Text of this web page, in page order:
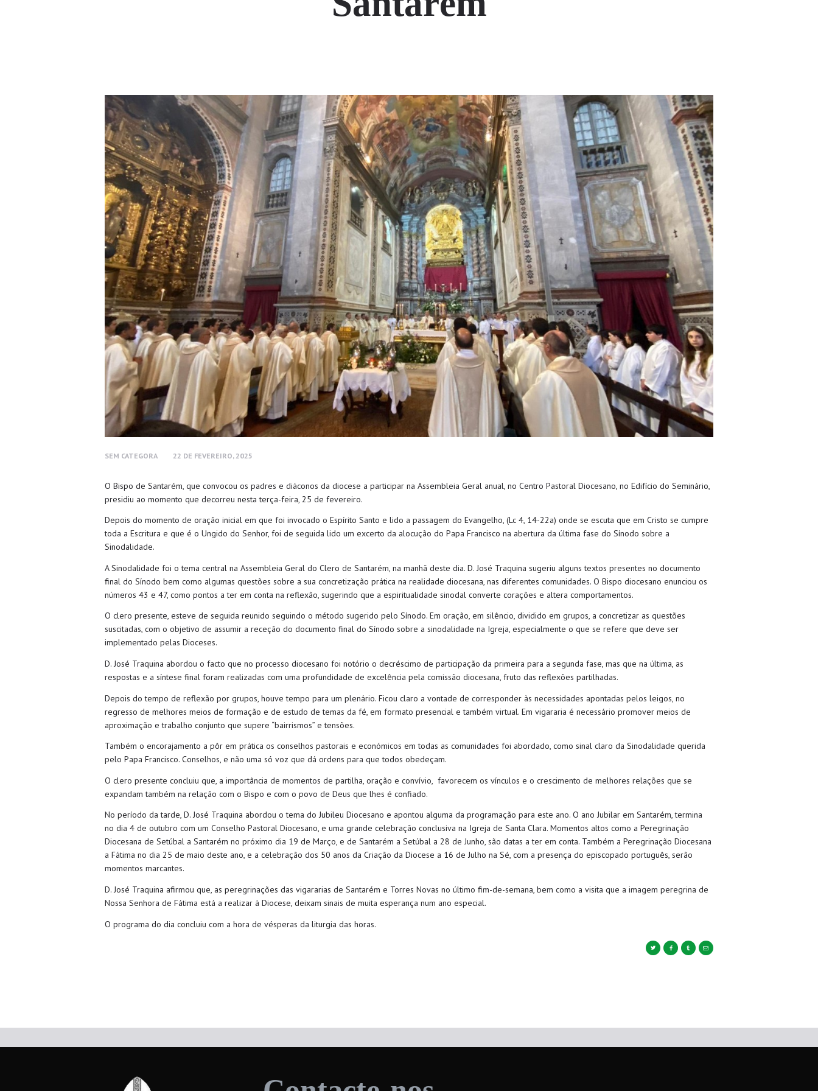
SEM CATEGORA 22 DE FEVEREIRO, 2025
O Bispo de Santarém, que convocou os padres e diáconos da diocese a participar na Assembleia Geral anual, no Centro Pastoral Diocesano, no Edifício do Seminário,
presidiu ao momento que decorreu nesta terça-feira, 25 de fevereiro.
Depois do momento de oração inicial em que foi invocado o Espírito Santo e lido a passagem do Evangelho, (Lc 4, 14-22a) onde se escuta que em Cristo se cumpre
toda a Escritura e que é o Ungido do Senhor, foi de seguida lido um excerto da alocução do Papa Francisco na abertura da última fase do Sínodo sobre a
Sinodalidade.
A Sinodalidade foi o tema central na Assembleia Geral do Clero de Santarém, na manhã deste dia. D. José Traquina sugeriu alguns textos presentes no documento
final do Sínodo bem como algumas questões sobre a sua concretização prática na realidade diocesana, nas diferentes comunidades. O Bispo diocesano enunciou os
números 43 e 47, como pontos a ter em conta na reflexão, sugerindo que a espiritualidade sinodal converte corações e altera comportamentos.
O clero presente, esteve de seguida reunido seguindo o método sugerido pelo Sínodo. Em oração, em silêncio, dividido em grupos, a concretizar as questões
suscitadas, com o objetivo de assumir a receção do documento final do Sínodo sobre a sinodalidade na Igreja, especialmente o que se refere que deve ser
implementado pelas Dioceses.
D. José Traquina abordou o facto que no processo diocesano foi notório o decréscimo de participação da primeira para a segunda fase, mas que na última, as
respostas e a síntese final foram realizadas com uma profundidade de excelência pela comissão diocesana, fruto das reflexões partilhadas.
Depois do tempo de reflexão por grupos, houve tempo para um plenário. Ficou claro a vontade de corresponder às necessidades apontadas pelos leigos, no
regresso de melhores meios de formação e de estudo de temas da fé, em formato presencial e também virtual. Em vigararia é necessário promover meios de
aproximação e trabalho conjunto que supere “bairrismos” e tensões.
Também o encorajamento a pôr em prática os conselhos pastorais e económicos em todas as comunidades foi abordado, como sinal claro da Sinodalidade querida
pelo Papa Francisco. Conselhos, e não uma só voz que dá ordens para que todos obedeçam.
O clero presente concluiu que, a importância de momentos de partilha, oração e convívio, favorecem os vínculos e o crescimento de melhores relações que se
expandam também na relação com o Bispo e com o povo de Deus que lhes é confiado.
No período da tarde, D. José Traquina abordou o tema do Jubileu Diocesano e apontou alguma da programação para este ano. O ano Jubilar em Santarém, termina
no dia 4 de outubro com um Conselho Pastoral Diocesano, e uma grande celebração conclusiva na Igreja de Santa Clara. Momentos altos como a Peregrinação
Diocesana de Setúbal a Santarém no próximo dia 19 de Março, e de Santarém a Setúbal a 28 de Junho, são datas a ter em conta. Também a Peregrinação Diocesana
a Fátima no dia 25 de maio deste ano, e a celebração dos 50 anos da Criação da Diocese a 16 de Julho na Sé, com a presença do episcopado português, serão
momentos marcantes.
D. José Traquina afirmou que, as peregrinações das vigararias de Santarém e Torres Novas no último fim-de-semana, bem como a visita que a imagem peregrina de
Nossa Senhora de Fátima está a realizar à Diocese, deixam sinais de muita esperança num ano especial.
O programa do dia concluiu com a hora de vésperas da liturgia das horas.